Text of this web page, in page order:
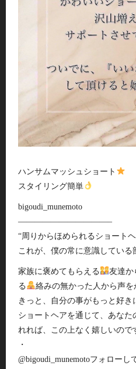
ハンサムマッシュショート
スタイリング簡単
bigoudi_munemoto
———————————–
“周りからほめられるショート
これが、僕の常に意識している
家族に褒めてもらえる
友達か
る
絡みの無かった人から声を
きっと、自分の事がもっと好き
ショートヘアを通じて、あなた
れれば、この上なく嬉しいので
・
@bigoudi_munemotoフォロー